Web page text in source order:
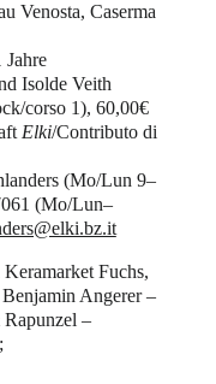
Venosta, Caserma
Jahre
Isolde Veith
corso 1), 60,00€
Elki/Contributo di
(Mo/Lun 9–
(Mo/Lun–
Fuchs,
Angerer –
–